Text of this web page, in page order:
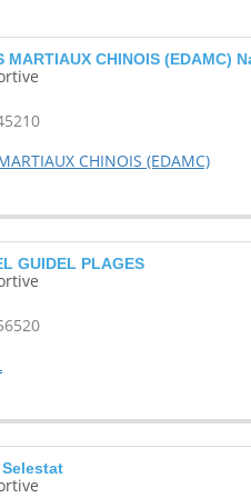
MARTIAUX CHINOIS (EDAMC)
CHINOIS (EDAMC)
GUIDEL PLAGES
Selestat